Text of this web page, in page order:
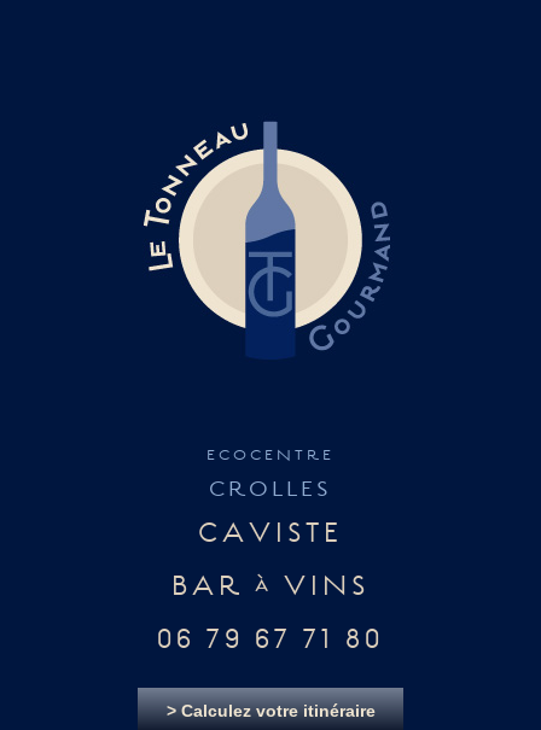
TONNEAU
ecocentre
CROLLES
CAVISTE
BAR à VINS
06 79 67 71 80
> Calculez votre itinéraire